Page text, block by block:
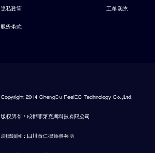
隐私政策
服务条款
工单系统
Copyright 2014 ChengDu FeelEC Technology Co.,Ltd.
版权所有：成都菲莱克斯科技有限公司
法律顾问：四川泰仁律师事务所